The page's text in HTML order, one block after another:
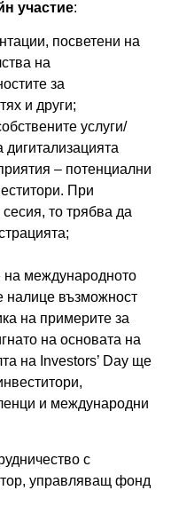
участие:
посветени на
на
за
и други;
услуги/
дигитализацията
– потенциални
При
то трябва да
на международното
налице възможност
на примерите за
на основата на
на Investors’ Day ще
и международни
с
управляващ фонд